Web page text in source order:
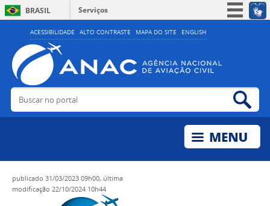
ACESSIBILIDADE ALTO CONTRASTE MAPA DO SITE ENGLISH
BRASIL
Serviços
Simplifique!
Acesso à informação
Legislação
Buscar no portal
publicado 31/03/2023 09h00, última
modificação 22/10/2024 10h44